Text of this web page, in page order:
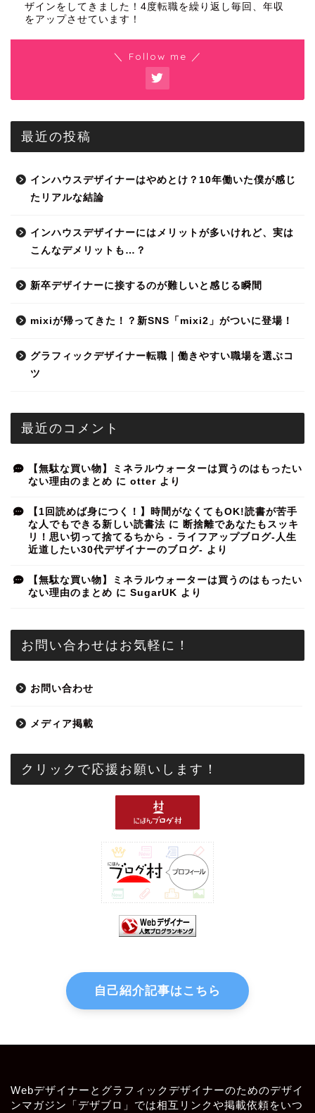
ザインをしてきました！4度転職を繰り返し毎回、年収
をアップさせています！
＼ Follow me ／
最近の投稿
インハウスデザイナーはやめとけ？10年働いた僕が感じ
たリアルな結論
インハウスデザイナーにはメリットが多いけれど、実は
こんなデメリットも…？
新卒デザイナーに接するのが難しいと感じる瞬間
mixiが帰ってきた！？新SNS「mixi2」がついに登場！
グラフィックデザイナー転職｜働きやすい職場を選ぶコ
ツ
最近のコメント
【無駄な買い物】ミネラルウォーターは買うのはもったい
ない理由のまとめ に otter より
【1回読めば身につく！】時間がなくてもOK!読書が苦手
な人でもできる新しい読書法 に 断捨離であなたもスッキ
リ！思い切って捨てるちから - ライフアップブログ-人生
近道したい30代デザイナーのブログ- より
【無駄な買い物】ミネラルウォーターは買うのはもったい
ない理由のまとめ に SugarUK より
お問い合わせはお気軽に！
お問い合わせ
メディア掲載
クリックで応援お願いします！
自己紹介記事はこちら
Webデザイナーとグラフィックデザイナーのためのデザイ
ンマガジン「デザブロ」では相互リンクや掲載依頼をいつ